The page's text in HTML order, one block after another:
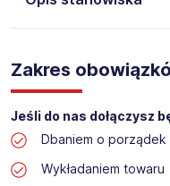
Pośrednictwa Pracy i
Profit jest obecnie
polskich agencji
działalności daliśmy
w całym kraju.
największych firm, jak
przedsiębiorstw w
Zakres
Jeśli do nas dołączysz
Dbaniem o
Wykładaniem towaru